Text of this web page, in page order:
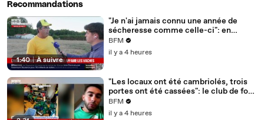
Recommandations
1:40 | À suivre
"Je n'ai jamais connu une année de
sécheresse comme celle-ci": en
Charente-Maritime, à cause de la
sécheresse, l'herbe de cette prairie
n'est plus comestible pour les vaches
BFM
il y a 4 heures
"Les locaux ont été cambriolés, trois
portes ont été cassées": le club de foot
de Champfleur victime d'un
cambriolage
BFM
il y a 4 heures